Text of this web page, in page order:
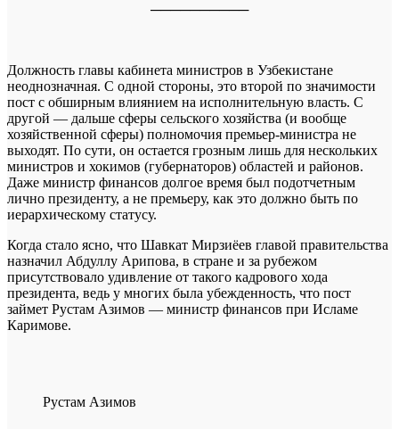
──────────
Должность главы кабинета министров в Узбекистане
неоднозначная. С одной стороны, это второй по значимости
пост с обширным влиянием на исполнительную власть. С
другой — дальше сферы сельского хозяйства (и вообще
хозяйственной сферы) полномочия премьер-министра не
выходят. По сути, он остается грозным лишь для нескольких
министров и хокимов (губернаторов) областей и районов.
Даже министр финансов долгое время был подотчетным
лично президенту, а не премьеру, как это должно быть по
иерархическому статусу.
Когда стало ясно, что Шавкат Мирзиёев главой правительства
назначил Абдуллу Арипова, в стране и за рубежом
присутствовало удивление от такого кадрового хода
президента, ведь у многих была убежденность, что пост
займет Рустам Азимов — министр финансов при Исламе
Каримове.
Рустам Азимов